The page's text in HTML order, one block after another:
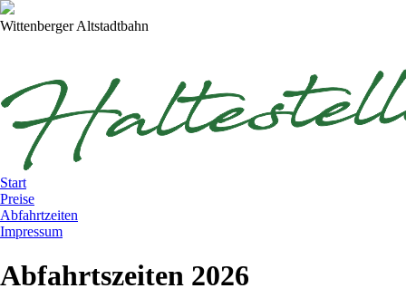
WittenbergerAltstadtbahn
Start
Preise
Abfahrtzeiten
Impressum
Abfahrtszeiten 2026